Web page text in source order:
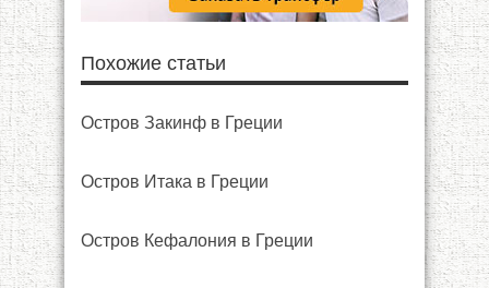
Похожие статьи
Остров Закинф в Греции
Остров Итака в Греции
Остров Кефалония в Греции